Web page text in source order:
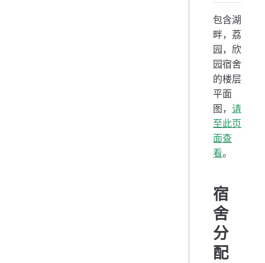
包含湖
畔，荔
园，欣
园宿舍
的楼层
平面
图， 请
至此页
面查
看。
宿
舍
分
配